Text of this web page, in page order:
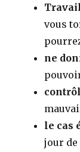
vous
ne
le cas
jour